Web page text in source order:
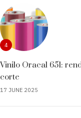
4
Vinilo Oracal 651:
corte
17 JUNE 2025